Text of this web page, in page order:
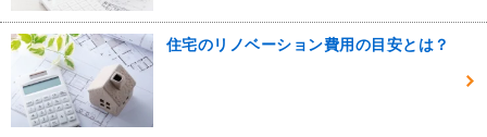
住宅のリノベーション費用の目安とは？